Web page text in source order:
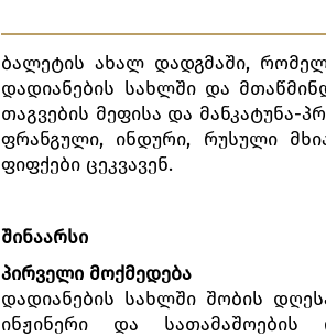
ბალეტის ახალ დადგმაში,
დადიანების სახლში და
თაგვების მეფისა და მანკატუნა-
ფრანგული, ინდური, რუსული
ფიფქები ცეკვავენ.
შინაარსი
პირველი მოქმედება
დადიანების სახლში შობის
ინჟინერი და სათამაშოების